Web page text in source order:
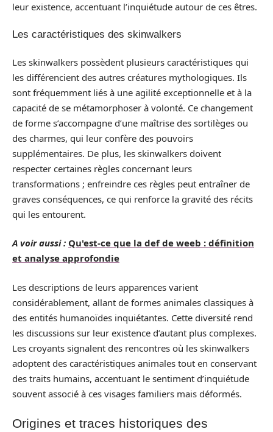
leur existence, accentuant l’inquiétude autour de ces êtres.
Les caractéristiques des skinwalkers
Les skinwalkers possèdent plusieurs caractéristiques qui
les différencient des autres créatures mythologiques. Ils
sont fréquemment liés à une agilité exceptionnelle et à la
capacité de se métamorphoser à volonté. Ce changement
de forme s’accompagne d’une maîtrise des sortilèges ou
des charmes, qui leur confère des pouvoirs
supplémentaires. De plus, les skinwalkers doivent
respecter certaines règles concernant leurs
transformations ; enfreindre ces règles peut entraîner de
graves conséquences, ce qui renforce la gravité des récits
qui les entourent.
A voir aussi : Qu'est-ce que la def de weeb : définition
et analyse approfondie
Les descriptions de leurs apparences varient
considérablement, allant de formes animales classiques à
des entités humanoïdes inquiétantes. Cette diversité rend
les discussions sur leur existence d’autant plus complexes.
Les croyants signalent des rencontres où les skinwalkers
adoptent des caractéristiques animales tout en conservant
des traits humains, accentuant le sentiment d’inquiétude
souvent associé à ces visages familiers mais déformés.
Origines et traces historiques des